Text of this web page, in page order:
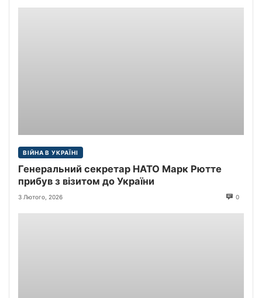
ВІЙНА В УКРАЇНІ
Генеральний секретар НАТО Марк Рютте
прибув з візитом до України
3 Лютого, 2026 0